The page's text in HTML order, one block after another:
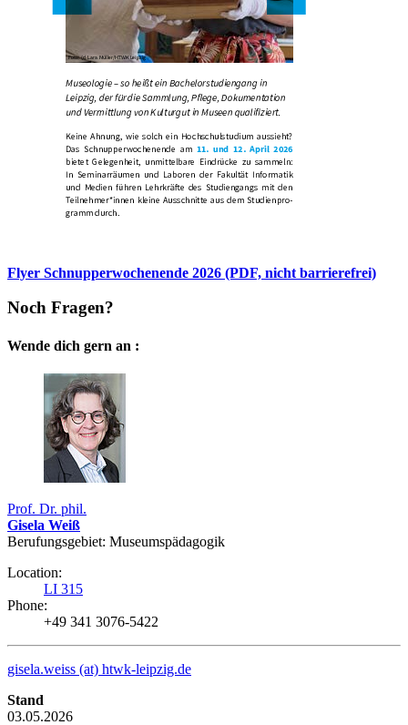
Flyer Schnupperwochenende 2026 (PDF, nicht barrierefrei)
Noch Fragen?
Wende dich gern an :
Prof. Dr. phil.
Gisela Weiß
Berufungsgebiet: Museumspädagogik
Location:
LI 315
Phone:
+49 341 3076-5422
gisela.weiss (at) htwk-leipzig.de
Stand
03.05.2026